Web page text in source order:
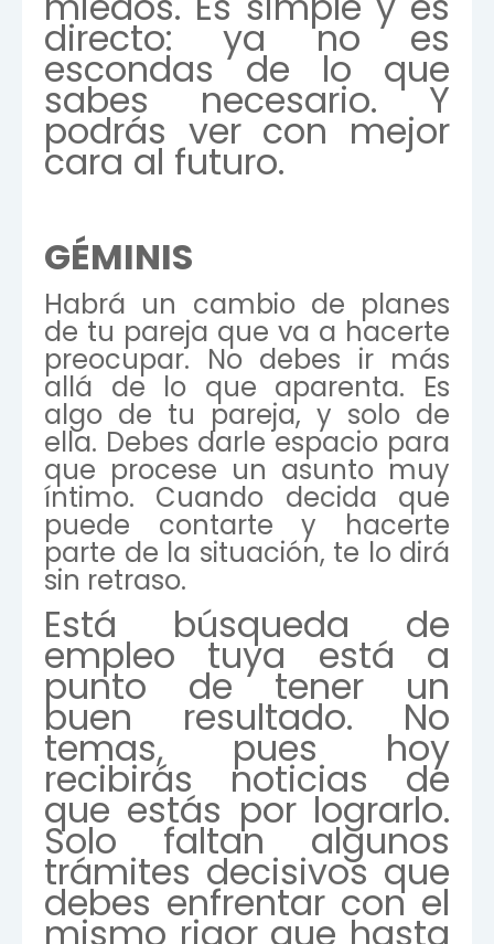
directo: ya no es
escondas de lo que
sabes necesario. Y
podrás ver con mejor
cara al futuro.
GÉMINIS
Habrá un cambio de planes
de tu pareja que va a hacerte
preocupar. No debes ir más
allá de lo que aparenta. Es
algo de tu pareja, y solo de
ella. Debes darle espacio para
que procese un asunto muy
íntimo. Cuando decida que
puede contarte y hacerte
parte de la situación, te lo dirá
sin retraso.
Está búsqueda de
empleo tuya está a
punto de tener un
buen resultado. No
temas, pues hoy
recibirás noticias de
que estás por lograrlo.
Solo faltan algunos
trámites decisivos que
debes enfrentar con el
mismo rigor que hasta